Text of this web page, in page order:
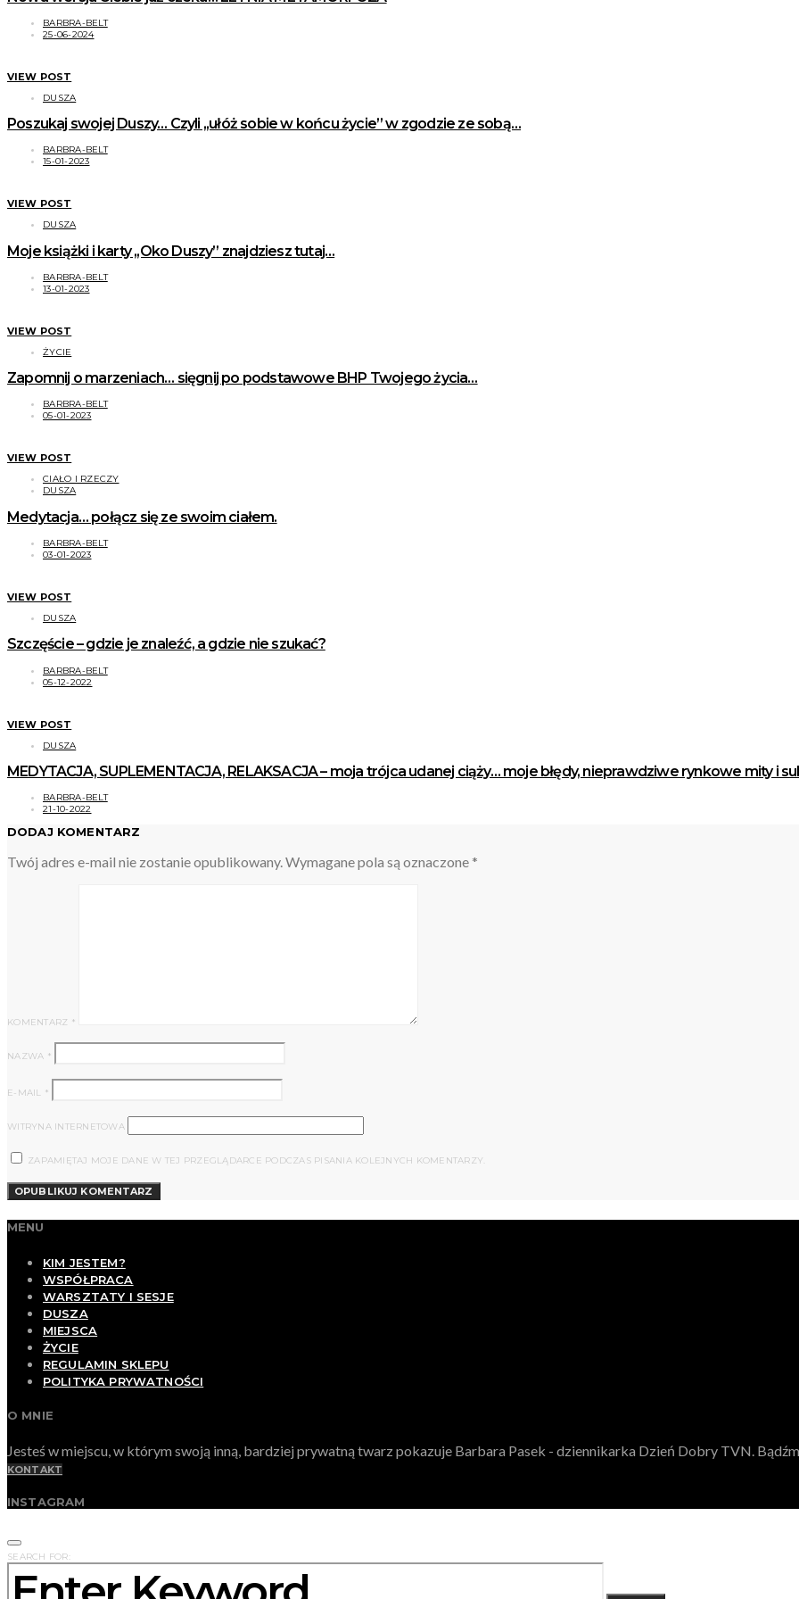
BARBRA-BELT
25-06-2024
VIEW POST
DUSZA
Poszukaj swojej Duszy… Czyli ,,ułóż sobie w końcu życie” w zgodzie ze sobą…
BARBRA-BELT
15-01-2023
VIEW POST
DUSZA
Moje książki i karty ,,Oko Duszy” znajdziesz tutaj…
BARBRA-BELT
13-01-2023
VIEW POST
ŻYCIE
Zapomnij o marzeniach… sięgnij po podstawowe BHP Twojego życia…
BARBRA-BELT
05-01-2023
VIEW POST
CIAŁO I RZECZY
DUSZA
Medytacja… połącz się ze swoim ciałem.
BARBRA-BELT
03-01-2023
VIEW POST
DUSZA
Szczęście – gdzie je znaleźć, a gdzie nie szukać?
BARBRA-BELT
05-12-2022
VIEW POST
DUSZA
MEDYTACJA, SUPLEMENTACJA, RELAKSACJA – moja trójca udanej ciąży… moje błędy, nieprawdziwe rynkowe mity i
BARBRA-BELT
21-10-2022
DODAJ KOMENTARZ
Twój adres e-mail nie zostanie opublikowany.Wymagane pola są oznaczone *
KOMENTARZ *
NAZWA *
E-MAIL *
WITRYNA INTERNETOWA
ZAPAMIĘTAJ MOJE DANE W TEJ PRZEGLĄDARCE PODCZAS PISANIA KOLEJNYCH KOMENTARZY.
MENU
KIM JESTEM?
WSPÓŁPRACA
WARSZTATY I SESJE
DUSZA
MIEJSCA
ŻYCIE
REGULAMIN SKLEPU
POLITYKA PRYWATNOŚCI
O MNIE
Jesteś w miejscu, w którym swoją inną, bardziej prywatną twarz pokazuje Barbara Pasek - dziennikarka Dzień Dobry TVN.
KONTAKT
INSTAGRAM
SEARCH FOR: